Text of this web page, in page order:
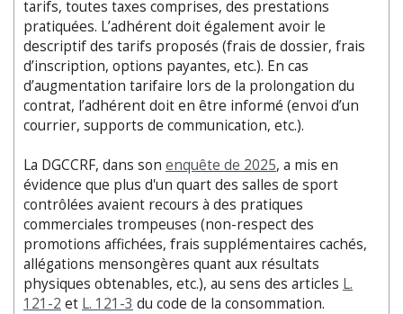
tarifs, toutes taxes comprises, des prestations
pratiquées. L’adhérent doit également avoir le
descriptif des tarifs proposés (frais de dossier, frais
d’inscription, options payantes, etc.). En cas
d’augmentation tarifaire lors de la prolongation du
contrat, l’adhérent doit en être informé (envoi d’un
courrier, supports de communication, etc.).
La DGCCRF, dans son enquête de 2025, a mis en
évidence que plus d'un quart des salles de sport
contrôlées avaient recours à des pratiques
commerciales trompeuses (non-respect des
promotions affichées, frais supplémentaires cachés,
allégations mensongères quant aux résultats
physiques obtenables, etc.), au sens des articles L.
121-2 et L. 121-3 du code de la consommation.